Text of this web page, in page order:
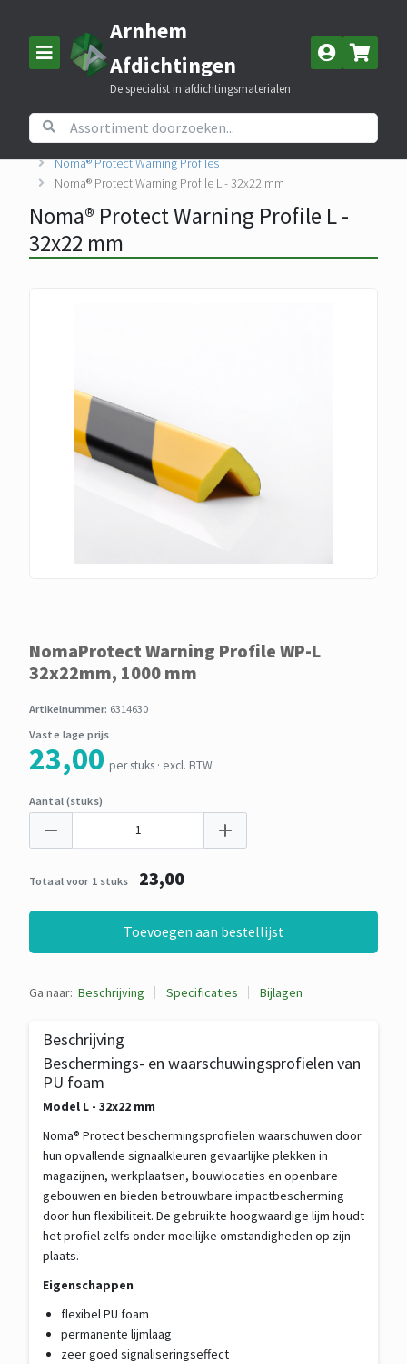
Arnhem
Afdichtingen
De specialist in afdichtingsmaterialen
Home Assortiment
Nomapack beschermingsmateriaal
Noma® Protect Warning Profiles
Noma® Protect Warning Profile L - 32x22 mm
Noma® Protect Warning Profile L -
32x22 mm
Ga naar: Beschrijving Specificaties Bijlagen
Beschrijving
Beschermings- en waarschuwingsprofielen van
PU foam
Model L - 32x22 mm
Noma® Protect beschermingsprofielen waarschuwen door
hun opvallende signaalkleuren gevaarlijke plekken in
magazijnen, werkplaatsen, bouwlocaties en openbare
gebouwen en bieden betrouwbare impactbescherming
door hun flexibiliteit. De gebruikte hoogwaardige lijm houdt
het profiel zelfs onder moeilijke omstandigheden op zijn
plaats.
Eigenschappen
flexibel PU foam
permanente lijmlaag
zeer goed signaliseringseffect
NomaProtect Warning Profile WP-L
32x22mm, 1000 mm
Artikelnummer: 6314630
Vaste lage prijs
23,00 per stuks · excl. BTW
Aantal (stuks)
Totaal voor 1 stuks 23,00
Toevoegen aan bestellijst